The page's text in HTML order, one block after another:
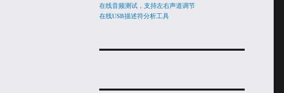
在线音频测试，支持左右声道调节
在线USB描述符分析工具